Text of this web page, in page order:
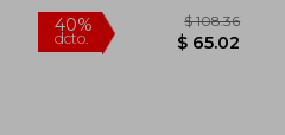
Inglés)